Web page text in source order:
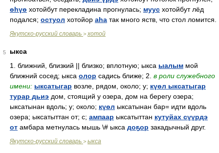
өһүө хотойбут перекладина прогнулась; муус хотойбут лёд
подался; остуол хотойор аһа так много яств, что стол ломится.
Якутско-русский словарь > хотой
5
ыкса
1. ближний, близкий || близко; вплотную; ыкса ыалым мой
ближний сосед; ыкса олор садись ближе; 2. в роли служебного
имени: ыксатыгар возле, рядом, около; у; күөл ыксатыгар
турар дьиэ дом, стоящий у озера, дом на берегу озера;
ыксатынан вдоль; у; около; күөл ыксатынан бар= идти вдоль
озера; ыксатыттан от; с; ампаар ыксатыттан кутуйах сүүрдэ
от амбара метнулась мышь \# ыкса доҕор закадычный друг.
Якутско-русский словарь > ыкса